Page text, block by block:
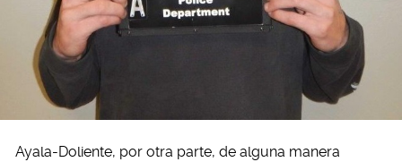
Ayala-Doliente, por otra parte, de alguna manera